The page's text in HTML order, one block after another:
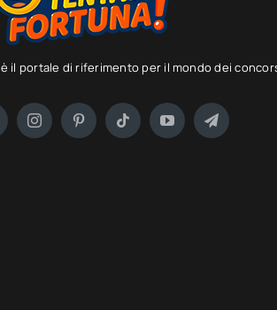
è il portale di riferimento per il mondo dei